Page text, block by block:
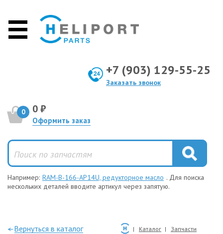
+7 (903) 129-55-25
Заказать звонок
0 0 ₽
Оформить заказ
Например: RAM-B-166-AP14U, редукторное масло . Для поиска
нескольких деталей вводите артикул через запятую.
—Вернуться в каталог Каталог Запчасти